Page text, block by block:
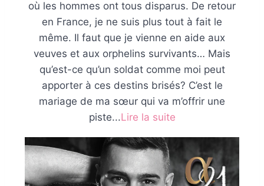
où les hommes ont tous disparus. De retour
en France, je ne suis plus tout à fait le
même. Il faut que je vienne en aide aux
veuves et aux orphelins survivants… Mais
qu’est-ce qu’un soldat comme moi peut
apporter à ces destins brisés? C’est le
mariage de ma sœur qui va m’offrir une
piste...Lire la suite